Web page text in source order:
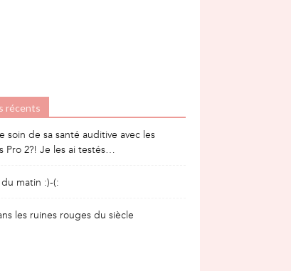
récents
soin de sa santé auditive avec les
Pro 2?! Je les ai testés…
matin :)-(:
les ruines rouges du siècle